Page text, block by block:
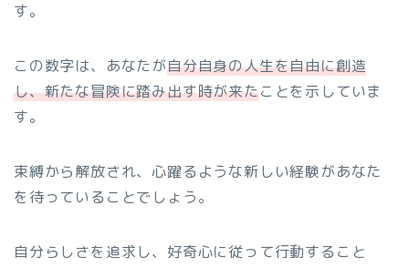
す。
この数字は、あなたが自分自身の人生を自由に創造
し、新たな冒険に踏み出す時が来たことを示していま
す。
束縛から解放され、心躍るような新しい経験があなた
を待っていることでしょう。
自分らしさを追求し、好奇心に従って行動すること